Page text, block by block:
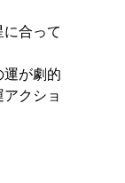
合って
運が劇的
クショ